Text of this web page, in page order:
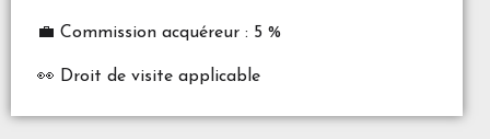
💼 Commission acquéreur : 5 %
👀 Droit de visite applicable